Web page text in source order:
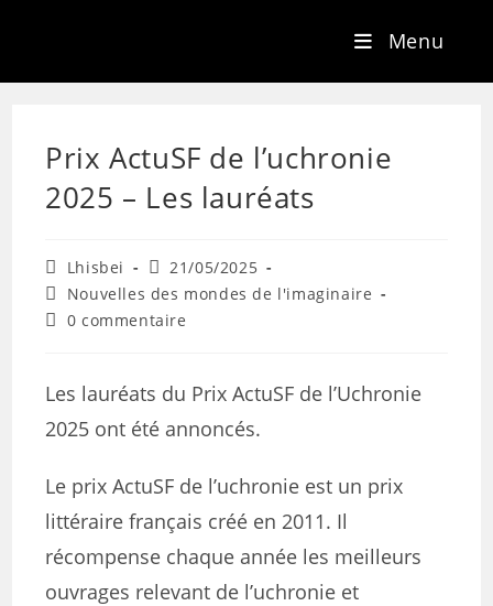
Menu
Prix ActuSF de l’uchronie
2025 – Les lauréats
Lhisbei
21/05/2025
Nouvelles des mondes de l'imaginaire
0 commentaire
Les lauréats du Prix ActuSF de l’Uchronie
2025 ont été annoncés.
Le prix ActuSF de l’uchronie est un prix
littéraire français créé en 2011. Il
récompense chaque année les meilleurs
ouvrages relevant de l’uchronie et